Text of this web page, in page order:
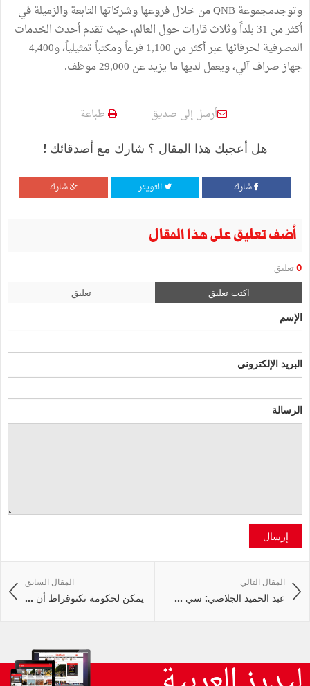
وتوجدمجموعة QNB من خلال فروعها وشركاتها التابعة والزميلة في
أكثر من 31 بلداً وثلاث قارات حول العالم، حيث تقدم أحدث الخدمات
المصرفية لحرفائها عبر أكثر من 1,100 فرعاً ومكتباً تمثيلياً، و4,400
جهاز صراف آلي، ويعمل لديها ما يزيد عن 29,000 موظف.
أرسل إلى صديق طباعة
هل أعجبك هذا المقال ؟ شارك مع أصدقائك !
شارك التويتر شارك
أضف تعليق على هذا المقال
0 تعليق
اكتب تعليق تعليق
الإسم
البريد الإلكتروني
الرسالة
إرسال
المقال السابق
يمكن لحكومة تكنوقراط أن ...
المقال التالي
عبد الحميد الجلاصي: سي ...